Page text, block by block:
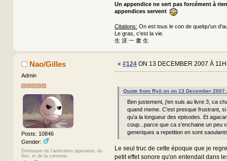
Un appendice ne sert pas forcément à
appendices servent
Citations: On est tous le con de quelqu'un
Le gras, c'est la vie.
生 涯 一 書 生
Nao/Gilles
Admin
Posts: 10846
Gender:
Dinosaure de l'animation japonaise, du
Net, et de la connerie.
« #124ON 13 DECEMBER 2007 À
Quote from Ryō on on 13 December 2007
Ben justement, j'en suis au livre 3, ca
quand meme. C'est presque frustrant,
qu'a la longueur des episodes. Et
coup...parce que ca s'enchaine un peu
generiques a repetition en sont
Le seul truc de cette époque que je
petit effet sonore qu'on entendait dans